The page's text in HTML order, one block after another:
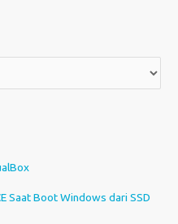
Saat Boot Windows dari SSD